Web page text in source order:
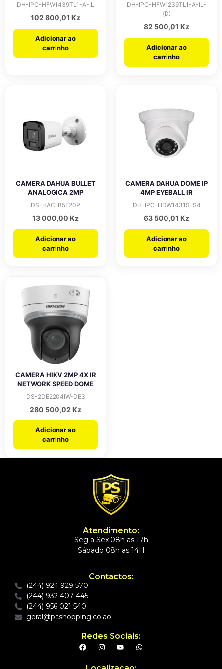
DH-IPC-HFW1439TL1-A-IL
102 800,01 Kz
Adicionar ao
carrinho
DH-IPC-HFW1239TL1-A-IL-
(D)
82 500,01 Kz
Adicionar ao
carrinho
CAMERA DAHUA BULLET
ANALOGICA 2MP
DS-HAC-B5E20P
13 000,00 Kz
Adicionar ao
carrinho
CAMERA DAHUA DOME IP
4MP EYEBALL IR
DH-IPC-HDW1431S-S4
63 500,01 Kz
Adicionar ao
carrinho
CAMERA HIKV 2MP 4X IR
NETWORK SPEED DOME
DS-2DE2204IW-DE3
280 500,02 Kz
Adicionar ao
carrinho
Atendimento:
Seg a Sex 08h as 17h
Sábado 08h as 14H
Contactos:
(244) 924 929 570
(244) 932 407 445
(244) 956 021 540
geral@pcshopping.co.ao
Redes Sociais: